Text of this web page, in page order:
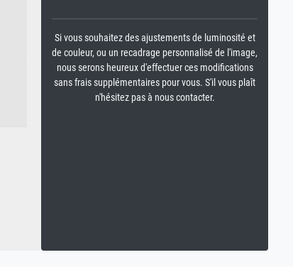
Si vous souhaitez des ajustements de luminosité et
de couleur, ou un recadrage personnalisé de l'image,
nous serons heureux d'effectuer ces modifications
sans frais supplémentaires pour vous. S'il vous plaît
n'hésitez pas à nous contacter.